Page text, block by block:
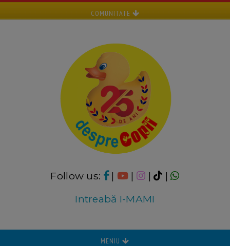
COMUNITATE
Follow us: | | |
|
Intreabă I-MAMI
MENIU